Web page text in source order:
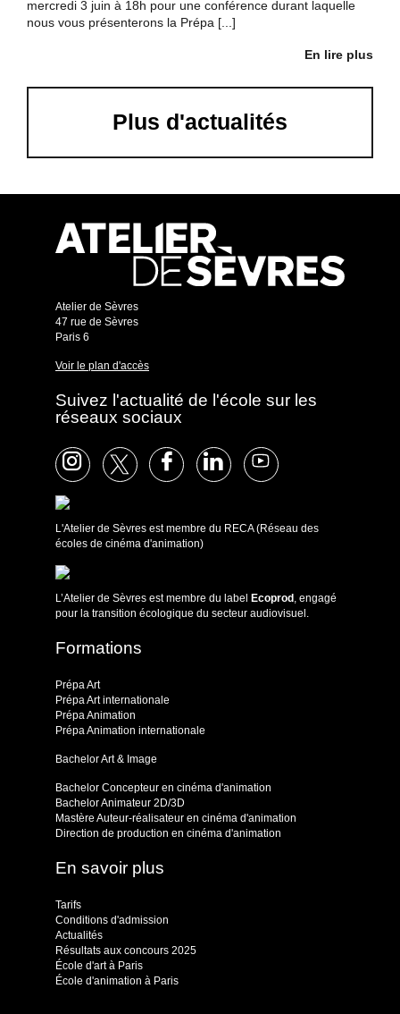
mercredi 3 juin à 18h pour une conférence durant laquelle
nous vous présenterons la Prépa [...]
En lire plus
Plus d'actualités
Atelier de Sèvres
47 rue de Sèvres
Paris 6
Voir le plan d'accès
Suivez l'actualité de l'école sur les
réseaux sociaux
L'Atelier de Sèvres est membre du RECA (Réseau des
écoles de cinéma d'animation)
L’Atelier de Sèvres est membre du label Ecoprod, engagé
pour la transition écologique du secteur audiovisuel.
Formations
Prépa Art
Prépa Art internationale
Prépa Animation
Prépa Animation internationale
Bachelor Art & Image
Bachelor Concepteur en cinéma d'animation
Bachelor Animateur 2D/3D
Mastère Auteur-réalisateur en cinéma d'animation
Direction de production en cinéma d'animation
En savoir plus
Tarifs
Conditions d'admission
Actualités
Résultats aux concours 2025
École d'art à Paris
École d'animation à Paris